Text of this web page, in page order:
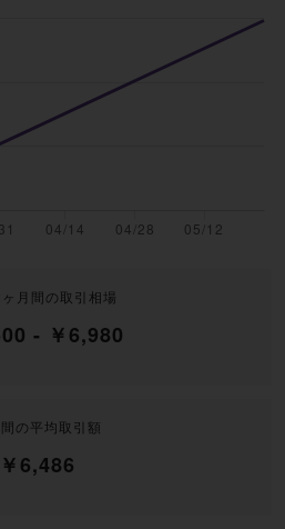
月間の取引相場
- ￥6,980
の平均取引額
￥6,486